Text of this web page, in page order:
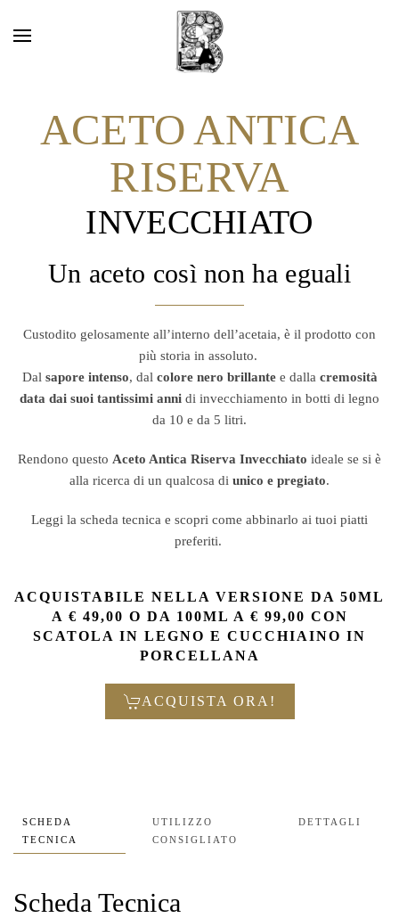
ACETO ANTICA
RISERVA
INVECCHIATO
Un aceto così non ha eguali
Custodito gelosamente all’interno dell’acetaia, è il prodotto con
più storia in assoluto.
Dal sapore intenso, dal colore nero brillantee dalla cremosità
data dai suoi tantissimi anni di invecchiamento in botti di legno
da 10 e da 5 litri.
Rendono questo Aceto Antica Riserva Invecchiato ideale se si è
alla ricerca di un qualcosa di unico e pregiato.
Leggi la scheda tecnica e scopri come abbinarlo ai tuoi piatti
preferiti.
ACQUISTABILE NELLA VERSIONE DA 50ML
A € 49,00 O DA 100ML A € 99,00 CON
SCATOLA IN LEGNO E CUCCHIAINO IN
PORCELLANA
ACQUISTA ORA!
SCHEDA
TECNICA
UTILIZZO
CONSIGLIATO
DETTAGLI
Scheda Tecnica